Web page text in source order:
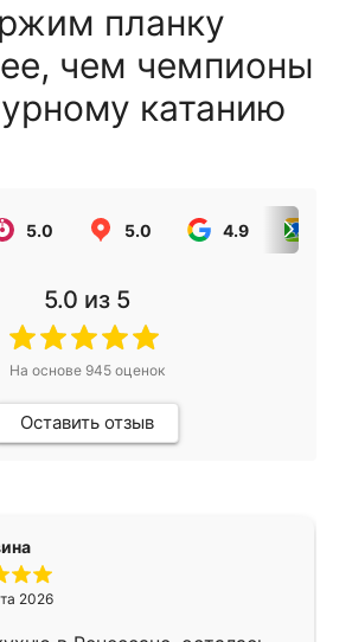
планку
чем чемпионы
катанию
5.0 5.0 4.9
5.0 из 5
На основе 945оценок
Оставить отзыв
2026